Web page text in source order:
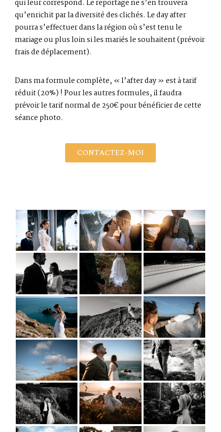
qui leur correspond. Le reportage ne s’en trouvera
qu’enrichit par la diversité des clichés. Le day after
pourra s’effectuer dans la région où s’est tenu le
mariage ou plus loin si les mariés le souhaitent (prévoir
frais de déplacement).
Dans ma formule complète, « l’after day » est à tarif
réduit (20%) ! Pour les autres formules, il faudra
prévoir le tarif normal de 250€ pour bénéficier de cette
séance photo.
CONTACTEZ-MOI